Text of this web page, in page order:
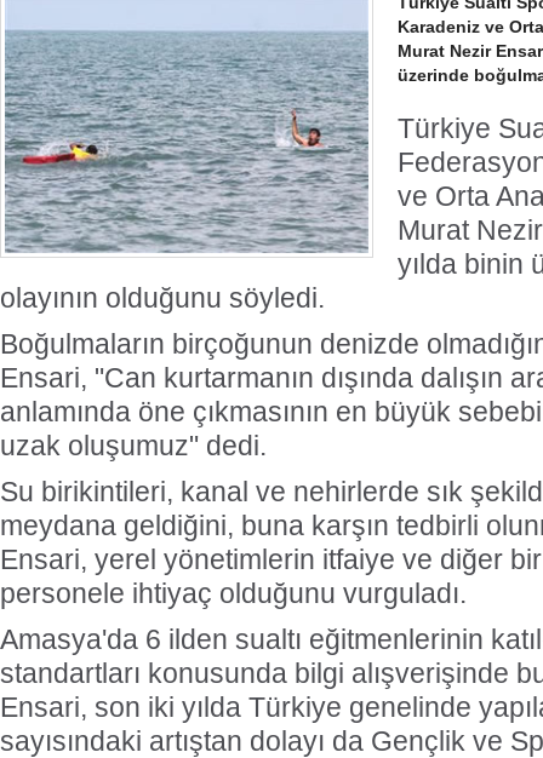
Karadeniz ve
Murat Nezir
üzerinde
Türkiye
ve Orta
Murat
yılda binin
olayının olduğunu söyledi.
Boğulmaların birçoğunun denizde
Ensari, "Can kurtarmanın dışında dalışın
anlamında öne çıkmasının en büyük
uzak oluşumuz" dedi.
Su birikintileri, kanal ve nehirlerde sık
meydana geldiğini, buna karşın tedbirli
Ensari, yerel yönetimlerin itfaiye ve diğer
personele ihtiyaç olduğunu vurguladı.
Amasya'da 6 ilden sualtı eğitmenlerinin
standartları konusunda bilgi alışverişinde
Ensari, son iki yılda Türkiye genelinde
sayısındaki artıştan dolayı da Gençlik ve